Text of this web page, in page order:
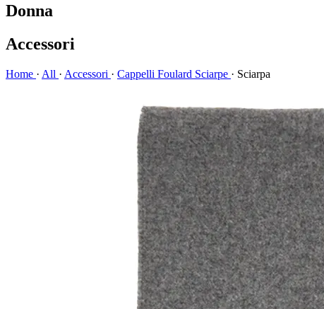
Donna
Accessori
Home · All · Accessori · Cappelli Foulard Sciarpe · Sciarpa